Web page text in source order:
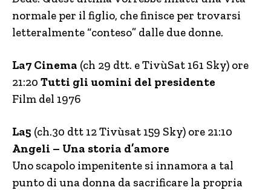
normale per il figlio, che finisce per trovarsi
letteralmente “conteso” dalle due donne.
La7 Cinema (ch 29 dtt. e TivùSat 161 Sky) ore
21:20 Tutti gli uomini del presidente
Film del 1976
La5 (ch.30 dtt 12 Tivùsat 159 Sky) ore 21:10
Angeli – Una storia d’amore
Uno scapolo impenitente si innamora a tal
punto di una donna da sacrificare la propria